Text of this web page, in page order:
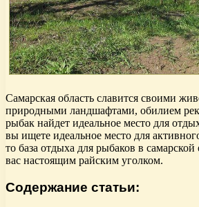
Самарская область славится своими
природными ландшафтами, обилием
рыбак найдет идеальное место для
вы ищете идеальное место для
то база отдыха для рыбаков в самарской
вас настоящим райским уголком.
Содержание статьи: